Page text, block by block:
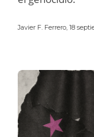
Javier F. Ferrero 18